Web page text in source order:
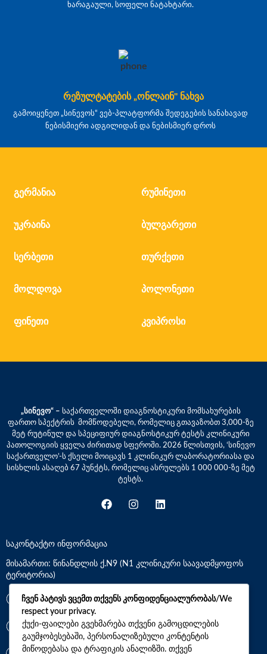
ხარაგაული, სოფელი ნატახტარი.
რეზულტატების „ონლაინ" ნახვა
გამოიყენეთ „სინევოს“ ვებ-პლატფორმა შედეგების სანახავად
ნებისმიერი ადგილიდან და ნებისმიერ დროს
გერმანია რუმინეთი
უკრაინა ბულგარეთი
სერბეთი თურქეთი
მოლდოვა პოლონეთი
ფინეთი კვიპროსი
„სინევო“ – საქართველოში დიაგნოსტიკური მომსახურების
ფართო სპექტრის მომწოდებელი, რომელიც გთავაზობთ 3,000-ზე
მეტ რუტინულ და სპეციფიურ დიაგნოსტიკურ ტესტს კლინიკური
პათოლოგიის ყველა ძირითად სფეროში. 2026 წლისთვის, ‘სინევო
საქართველო’-ს ქსელი მოიცავს 1 კლინიკურ ლაბორატორიასა და
სისხლის ასაღებ 67 პუნქტს, რომელიც ასრულებს 1 000 000-ზე მეტ
ტესტს.
საკონტაქტო ინფორმაცია
მისამართი: წინანდლის ქ.N9 (N1 კლინიკური საავადმყოფოს
ტერიტორია)
*7770
+(995)32 2 800 111
ჩვენ პატივს ვცემთ თქვენს კონფიდენციალურობას/We
respect your privacy.
ქუქი-ფაილები გვეხმარება თქვენი გამოცდილების
გაუმჯობესებაში, პერსონალიზებული კონტენტის
მიწოდებასა და ტრაფიკის ანალიზში. თქვენ